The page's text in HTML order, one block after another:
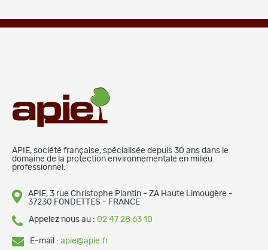
APIE, société française, spécialisée depuis 30 ans dans le
domaine de la protection environnementale en milieu
professionnel.
APIE, 3 rue Christophe Plantin - ZA Haute Limougère -
37230 FONDETTES - FRANCE
Appelez nous au : 02 47 28 63 10
E-mail : apie@apie.fr